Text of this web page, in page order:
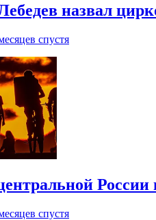
назвал
спустя
спустя